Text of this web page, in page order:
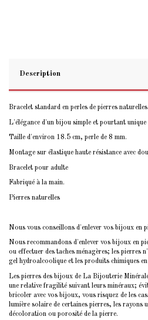
Description
Bracelet standard en perles de pierres
L'élégance d'un bijou simple et pourtant
Taille d'environ 18.5 cm, perle de 8 mm.
Montage sur élastique haute résistance avec
Bracelet pour adulte
Fabriqué à la main.
Pierres naturelles
Nous vous conseillons d'enlever vos bijoux en
Nous recommandons d'enlever vos bijoux en
ou effectuer des taches ménagères; les pierres
gel hydroalcoolique et les produits chimiques
Les pierres des bijoux de La Bijouterie
une relative fragilité suivant leurs minéraux;
bricoler avec vos bijoux, vous risquez de les
lumière solaire de certaines pierres, les
décoloration ou porosité de la pierre.